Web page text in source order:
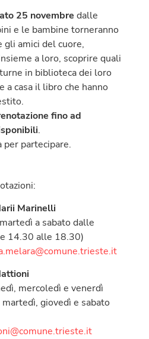
25 novembre dalle
e le bambine torneranno
amici del cuore,
a loro, scoprire quali
in biblioteca dei loro
a casa il libro che hanno
fino ad
.
partecipare.
Marinelli
a sabato dalle
14.30 alle 18.30)
mercoledì e venerdì
giovedì e sabato